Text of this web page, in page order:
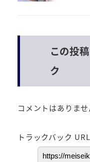
この投
ク
コメントはありませ
トラックバック URL